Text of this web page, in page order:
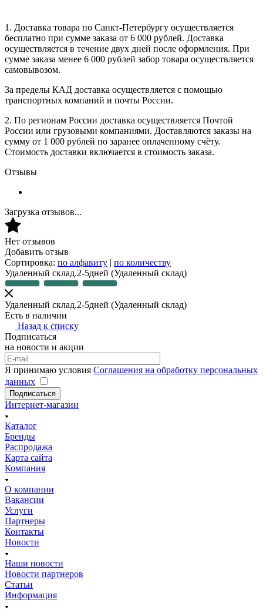
1. Доставка товара по Санкт-Петербургу осуществляется
бесплатно при сумме заказа от 6 000 рублей. Доставка
осуществляется в течение двух дней после оформления. При
сумме заказа менее 6 000 рублей забор товара осуществляется
самовывозом.
За пределы КАД доставка осуществляется с помощью
транспортных компаний и почты России.
2. По регионам России доставка осуществляется Почтой
России или грузовыми компаниями. Доставляются заказы на
сумму от 1 000 рублей по заранее оплаченному счёту.
Стоимость доставки включается в стоимость заказа.
Отзывы
Загрузка отзывов...
Нет отзывов
Добавить отзыв
Сортировка: по алфавиту | по количеству
Удаленный склад.2-5дней (Удаленный склад)
Удаленный склад.2-5дней (Удаленный склад)
Есть в наличии
Назад к списку
Подписаться
на новости и акции
Я принимаю условия Соглашения на обработку персональных
данных
Подписаться
Интернет-магазин
Каталог
Бренды
Распродажа
Карта сайта
Компания
О компании
Вакансии
Услуги
Партнеры
Контакты
Новости
Наши новости
Новости партнеров
Статьи
Информация